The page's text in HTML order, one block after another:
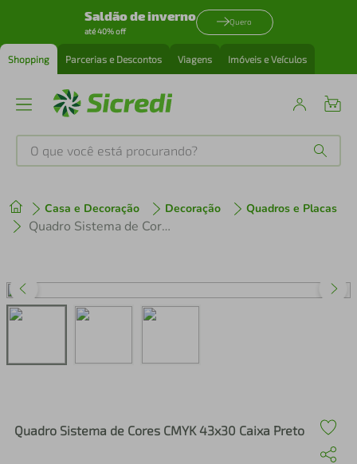
Saldão de inverno
até 40% off
Quero
Shopping Parcerias e Descontos Viagens Imóveis e Veículos
O que você está procurando?
Casa e Decoração Decoração Quadros e Placas
Quadro Sistema de Cores CMYK 43x30 Caixa Preto
Quadro Sistema de Cores CMYK 43x30 Caixa Preto
1º tenis
perfume